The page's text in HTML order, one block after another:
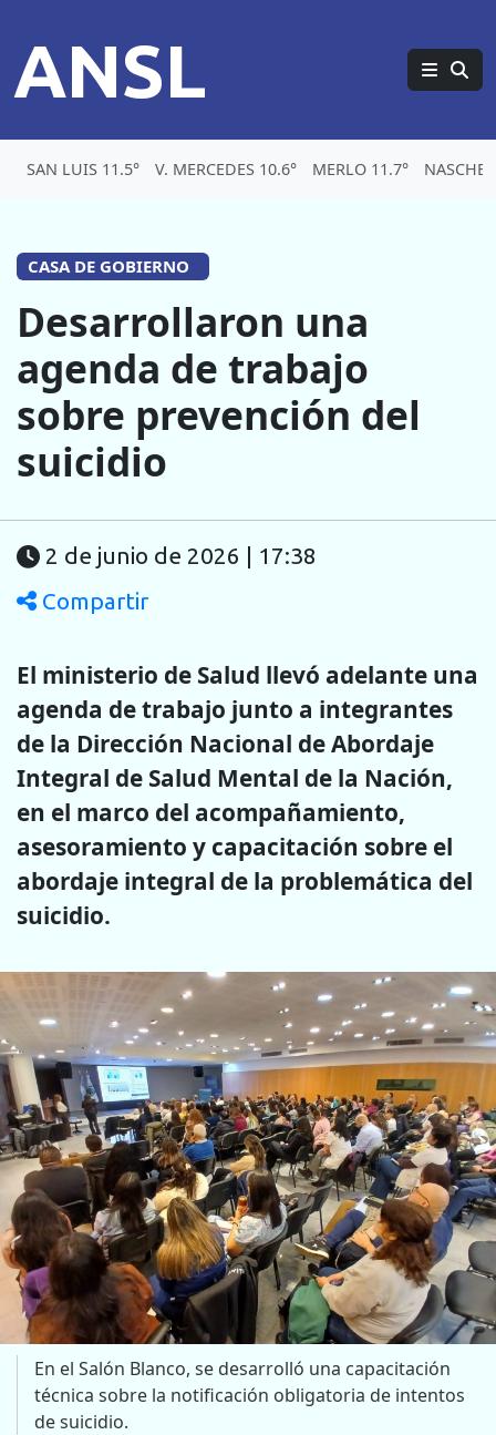
ANSL
SAN LUIS 11.5° V. MERCEDES 10.6° MERLO 11.7°
CASA DE GOBIERNO
Desarrollaron una
agenda de trabajo
sobre prevención del
suicidio
2 de junio de 2026 | 17:38
Compartir
El ministerio de Salud llevó adelante una
agenda de trabajo junto a integrantes
de la Dirección Nacional de Abordaje
Integral de Salud Mental de la Nación,
en el marco del acompañamiento,
asesoramiento y capacitación sobre el
abordaje integral de la problemática del
suicidio.
En el Salón Blanco, se desarrolló una capacitación
técnica sobre la notificación obligatoria de intentos
de suicidio.